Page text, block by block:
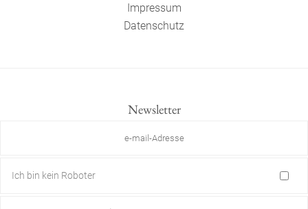
Impressum
Datenschutz
Newsletter
Ich bin kein Roboter